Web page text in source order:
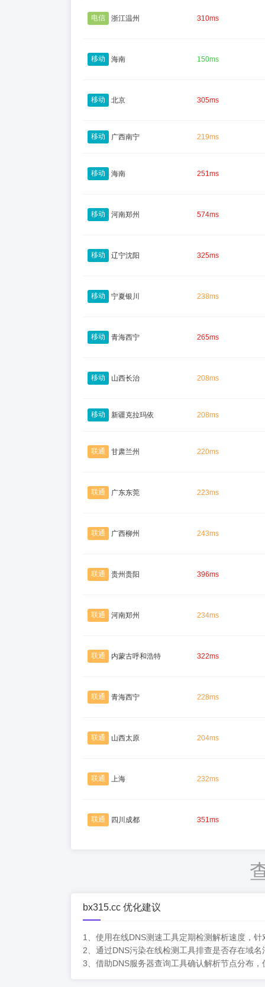
电信 浙江温州 310ms
移动 海南 150ms
移动 北京 305ms
移动 广西南宁 219ms
移动 海南 251ms
移动 河南郑州 574ms
移动 辽宁沈阳 325ms
移动 宁夏银川 238ms
移动 青海西宁 265ms
移动 山西长治 208ms
移动 新疆克拉玛依 208ms
联通 甘肃兰州 220ms
联通 广东东莞 223ms
联通 广西柳州 243ms
联通 贵州贵阳 396ms
联通 河南郑州 234ms
联通 内蒙古呼和浩特 322ms
联通 青海西宁 228ms
联通 山西太原 204ms
联通 上海 232ms
联通 四川成都 351ms
bx315.cc 优化建议
1、使用在线DNS测速工具定期检测解析速度，
2、通过DNS污染在线检测工具排查是否存在域
3、借助DNS服务器查询工具确认解析节点分布